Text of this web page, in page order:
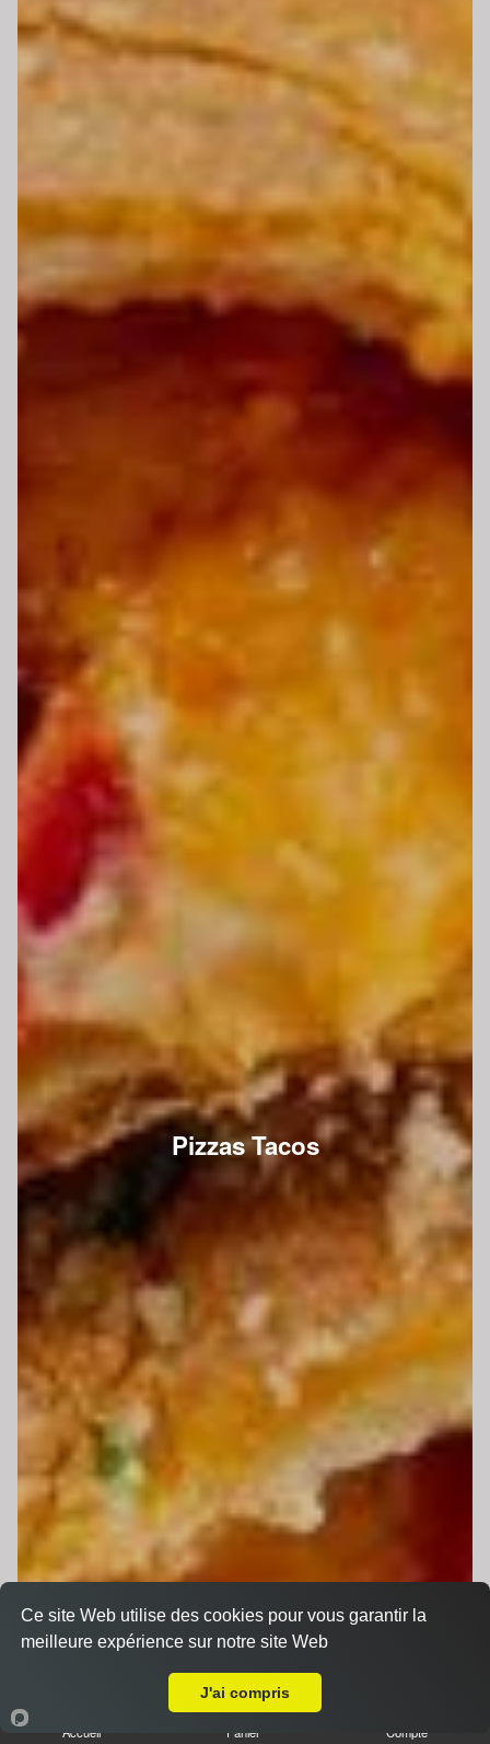
Pizzas Tacos
Accueil Panier Compte
Ce site Web utilise des cookies pour vous garantir la
meilleure expérience sur notre site Web
J'ai compris